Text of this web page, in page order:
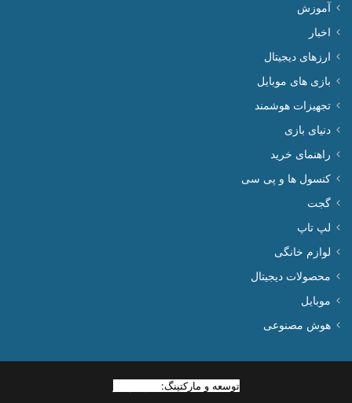
آموزش
اخبار
ارزهای دیجیتال
بازی های موبایل
تجهیزات هوشمند
دنیای بازی
راهنمای خرید
کنسول ها و پی سی
گجت
لپ تاپ
لوازم خانگی
محصولات دیجیتال
موبایل
هوش مصنوعی
توسعه و مارکتینگ: